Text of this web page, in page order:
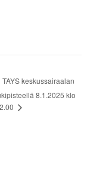
TAYS keskussairaalan
8.1.2025 klo